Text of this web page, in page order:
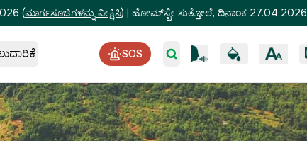
(ಮಾರ್ಗಸೂಚಿಗಳನ್ನು ವೀಕ್ಷಿಸಿ) | ಹೋಮ್‌ಸ್ಟೇ ಸುತ್ತೋಲೆ, ದಿನಾಂಕ 27.04.2026
SOS